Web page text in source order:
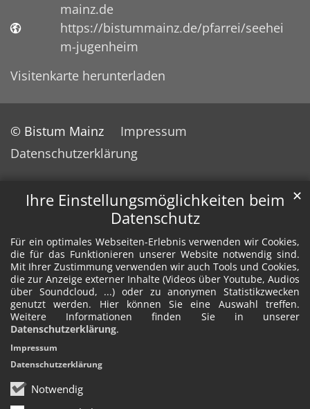
Ihre Einstellungsmöglichkeiten beim
Datenschutz
Für ein optimales Webseiten-Erlebnis verwenden wir Cookies,
die für das Funktionieren unserer Website notwendig sind.
Mit Ihrer Zustimmung verwenden wir auch Tools und Cookies,
die zur Anzeige externer Inhalte (Videos über Youtube, Audios
über Soundcloud, ...) oder zu anonymen Statistikzwecken
genutzt werden. Hier können Sie eine Auswahl treffen.
Weitere Informationen finden Sie in unserer
Datenschutzerklärung.
Notwendig
✕
Impressum
Datenschutzerklärung
mainz.de
https://bistummainz.de/pfarrei/seehei
m-jugenheim
Visitenkarte herunterladen
© Bistum Mainz
Impressum
Datenschutzerklärung